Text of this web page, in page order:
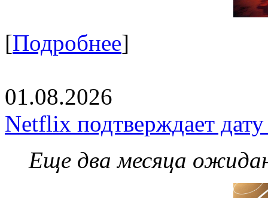
[Подробнее]
01.08.2026
Netflix подтверждает
Еще два месяца